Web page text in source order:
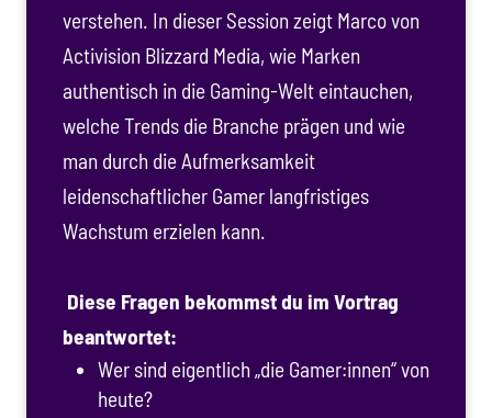
verstehen. In dieser Session zeigt Marco von
Activision Blizzard Media, wie Marken
authentisch in die Gaming-Welt eintauchen,
welche Trends die Branche prägen und wie
man durch die Aufmerksamkeit
leidenschaftlicher Gamer langfristiges
Wachstum erzielen kann.
Diese Fragen bekommst du im Vortrag
beantwortet:
Wer sind eigentlich „die Gamer:innen“ von
heute?